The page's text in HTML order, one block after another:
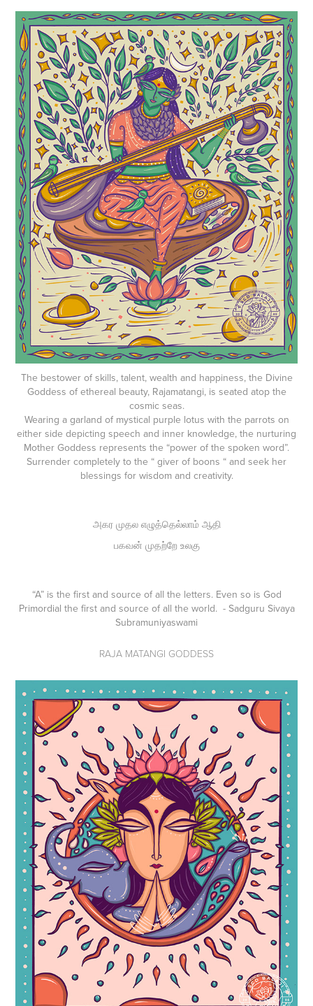
The bestower of skills, talent, wealth and happiness, the Divine
Goddess of ethereal beauty, Rajamatangi, is seated atop the
cosmic seas.
Wearing a garland of mystical purple lotus with the parrots on
either side depicting speech and inner knowledge, the nurturing
Mother Goddess represents the “power of the spoken word”.
Surrender completely to the “ giver of boons “ and seek her
blessings for wisdom and creativity.
அகர முதல எழுத்தெல்லாம் ஆதி
பகவன் முதற்றே உலகு
“A” is the first and source of all the letters. Even so is God
Primordial the first and source of all the world. - Sadguru Sivaya
Subramuniyaswami
RAJA MATANGI GODDESS